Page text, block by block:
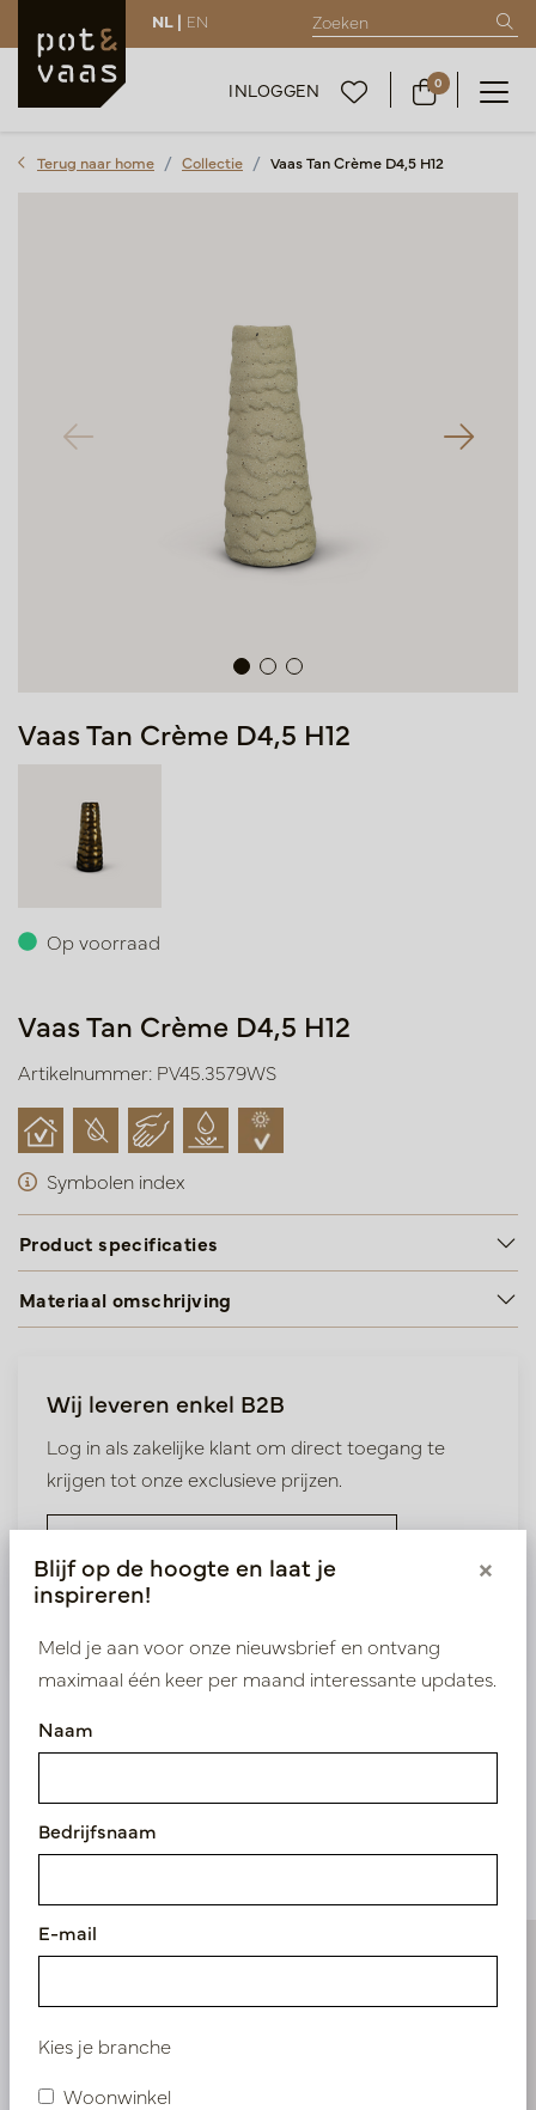
NL | EN
INLOGGEN 0
Terug naar home Collectie Vaas Tan Crème D4,5 H12
Vaas Tan Crème D4,5 H12
Op voorraad
Vaas Tan Crème D4,5 H12
Artikelnummer: PV45.3579WS
Symbolen index
Product specificaties
Materiaal omschrijving
Wij leveren enkel B2B
Log in als zakelijke klant om direct toegang te
krijgen tot onze exclusieve prijzen.
Vergelijkbare
producten
Blijf op de hoogte en laat je
inspireren!
×
Meld je aan voor onze nieuwsbrief en ontvang
maximaal één keer per maand interessante updates.
Naam
Bedrijfsnaam
E-mail
Kies je branche
Woonwinkel